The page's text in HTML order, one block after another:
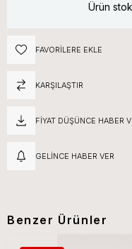
Ürün
FAVORILERE EKLE
KARŞILAŞTIR
FIYAT DÜŞÜNCE HABER
GELINCE HABER VER
Benzer Ürünler